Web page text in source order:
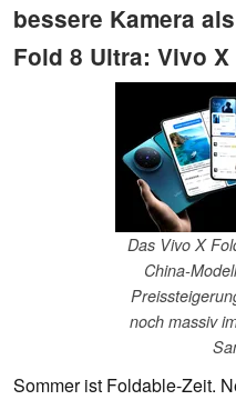
bessere Kamera
Fold 8 Ultra: Vivo
Das Vivo X
China-
noch massiv
Sommer ist Foldable-Zeit.